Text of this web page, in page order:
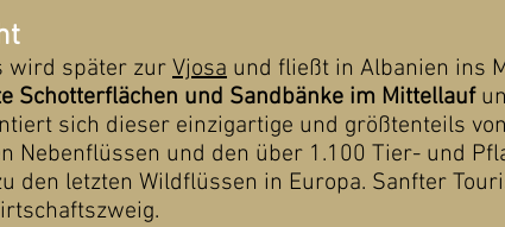
wird später zur Vjosa und fließt in Albanien ins
Schotterflächen und Sandbänke im Mittellauf
sich dieser einzigartige und größtenteils
Nebenflüssen und den über 1.100 Tier- und
den letzten Wildflüssen in Europa. Sanfter